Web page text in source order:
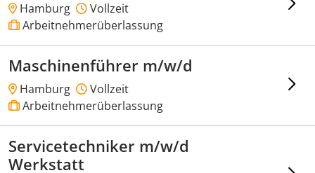
Hamburg
Vollzeit
Arbeitnehmerüberlassung
Maschinenführer m/w/d
Hamburg
Vollzeit
Arbeitnehmerüberlassung
Servicetechniker m/w/d
Werkstatt